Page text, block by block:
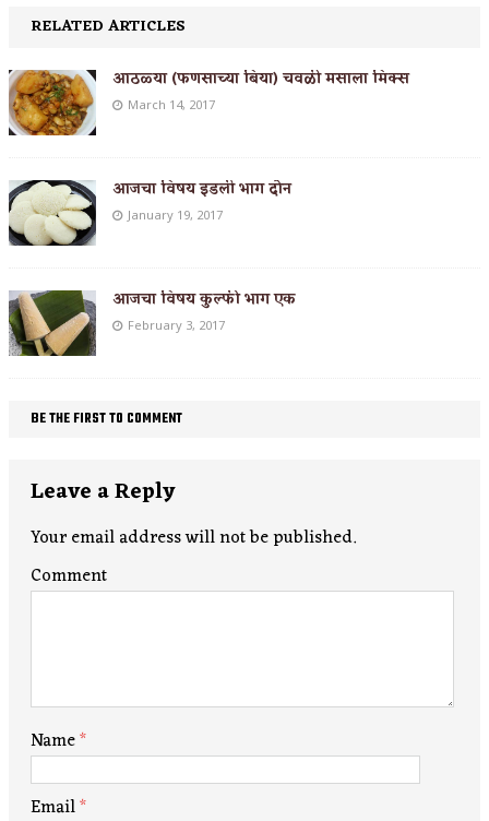
RELATED ARTICLES
आठळ्या (फणसाच्या बिया) चवळी मसाला मिक्स
March 14, 2017
आजचा विषय इडली भाग दोन
January 19, 2017
आजचा विषय कुल्फी भाग एक
February 3, 2017
BE THE FIRST TO COMMENT
Leave a Reply
Your email address will not be published.
Comment
Name*
Email*